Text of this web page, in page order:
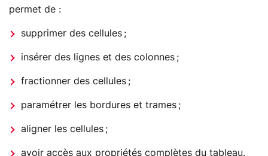
permet de :
supprimer des cellules ;
insérer des lignes et des colonnes ;
fractionner des cellules ;
paramétrer les bordures et trames ;
aligner les cellules ;
avoir accès aux propriétés complètes du tableau.